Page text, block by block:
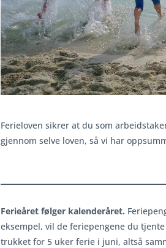
Ferieloven sikrer at du som
gjennom selve loven, så vi har
Ferieåret følger kalenderåret.
eksempel, vil de feriepengene du
trukket for 5 uker ferie i juni, altså